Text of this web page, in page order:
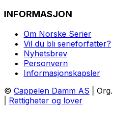
INFORMASJON
Om Norske Serier
Vil du bli serieforfatter?
Nyhetsbrev
Personvern
Informasjonskapsler
© Cappelen Damm AS |
Rettigheter og lover